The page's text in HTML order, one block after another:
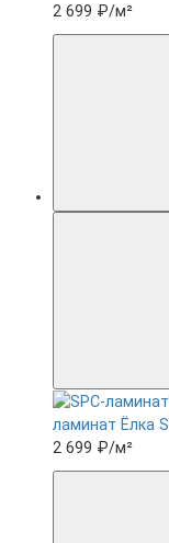
2 699 ₽/м²
ламинат Ëлка
2 699 ₽/м²